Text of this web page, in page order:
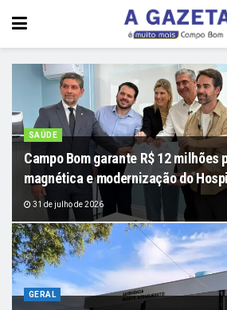
SAÚDE
Campo Bom garante R$ 12 milhões
magnética e modernização do
31 de julho de 2026
GERAL